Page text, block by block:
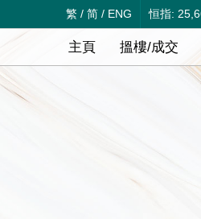
繁 / 简 / ENG 恒指:
主頁 搵樓/成交